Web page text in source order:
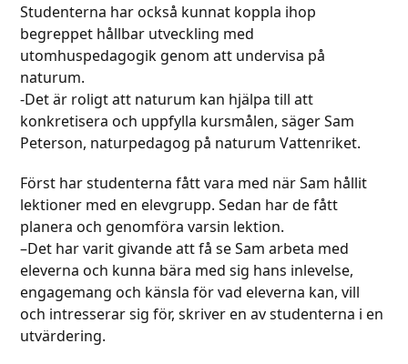
Studenterna har också kunnat koppla ihop
begreppet hållbar utveckling med
utomhuspedagogik genom att undervisa på
naturum.
-Det är roligt att naturum kan hjälpa till att
konkretisera och uppfylla kursmålen, säger Sam
Peterson, naturpedagog på naturum Vattenriket.
Först har studenterna fått vara med när Sam hållit
lektioner med en elevgrupp. Sedan har de fått
planera och genomföra varsin lektion.
–Det har varit givande att få se Sam arbeta med
eleverna och kunna bära med sig hans inlevelse,
engagemang och känsla för vad eleverna kan, vill
och intresserar sig för, skriver en av studenterna i en
utvärdering.